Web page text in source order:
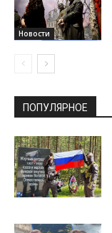
Новости
ПОПУЛЯРНОЕ